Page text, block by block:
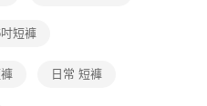
之「AFTEE先享後付」服務完成之交
短褲
日常 短褲